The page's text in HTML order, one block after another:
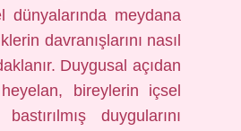
dünyalarında meydana
davranışlarını nasıl
Duygusal açıdan
heyelan, bireylerin içsel
bastırılmış duygularını